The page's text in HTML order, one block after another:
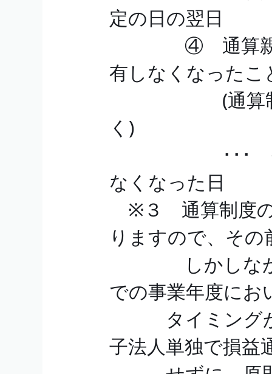
定の日の翌日
④ 通算親法人
有しなくなったこ
(通算制度の
く)
･･･ その通
なくなった日
※３ 通算制度の
りますので、そ
しかしながら
での事業年度にお
タイミングが
子法人単独で損益